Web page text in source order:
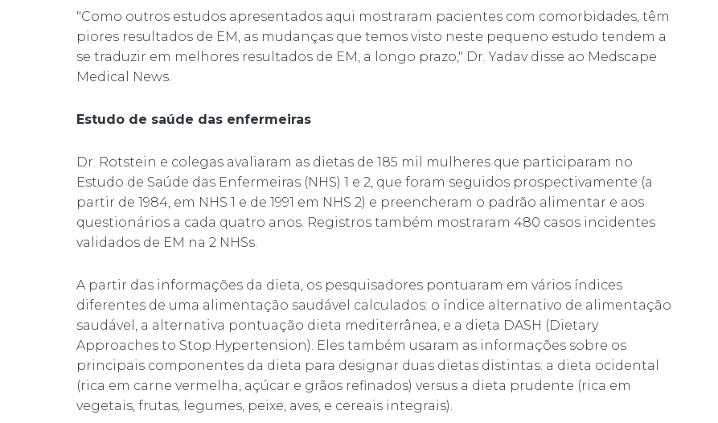
"Como outros estudos apresentados aqui mostraram pacientes com comorbidades, têm
piores resultados de EM, as mudanças que temos visto neste pequeno estudo tendem a
se traduzir em melhores resultados de EM, a longo prazo," Dr. Yadav disse ao Medscape
Medical News.
Estudo de saúde das enfermeiras
Dr. Rotstein e colegas avaliaram as dietas de 185 mil mulheres que participaram no
Estudo de Saúde das Enfermeiras (NHS) 1 e 2, que foram seguidos prospectivamente (a
partir de 1984, em NHS 1 e de 1991 em NHS 2) e preencheram o padrão alimentar e aos
questionários a cada quatro anos. Registros também mostraram 480 casos incidentes
validados de EM na 2 NHSs.
A partir das informações da dieta, os pesquisadores pontuaram em vários índices
diferentes de uma alimentação saudável calculados: o índice alternativo de alimentação
saudável, a alternativa pontuação dieta mediterrânea, e a dieta DASH (Dietary
Approaches to Stop Hypertension). Eles também usaram as informações sobre os
principais componentes da dieta para designar duas dietas distintas: a dieta ocidental
(rica em carne vermelha, açúcar e grãos refinados) versus a dieta prudente (rica em
vegetais, frutas, legumes, peixe, aves, e cereais integrais).